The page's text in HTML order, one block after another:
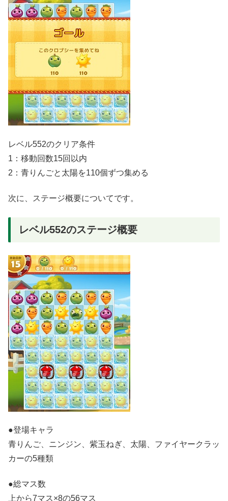
レベル552のクリア条件
1：移動回数15回以内
2：青りんごと太陽を110個ずつ集める
次に、ステージ概要についてです。
レベル552のステージ概要
●登場キャラ
青りんご、ニンジン、紫玉ねぎ、太陽、ファイヤークラッ
カーの5種類
●総マス数
上から7マス×8の56マス